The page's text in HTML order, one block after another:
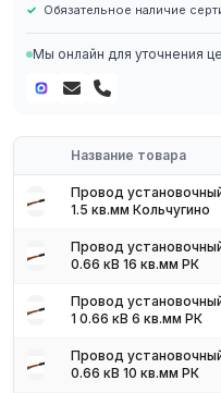
задача: распределение
провод необходим для
электронагревателей,
Обязательное наличие
Мы онлайн для уточнения
Название товара
Провод
1.5 кв.мм Кольчугино
Провод
0.66 кВ 16 кв.мм РК
Провод
1 0.66 кВ 6 кв.мм РК
Провод
0.66 кВ 10 кв.мм РК